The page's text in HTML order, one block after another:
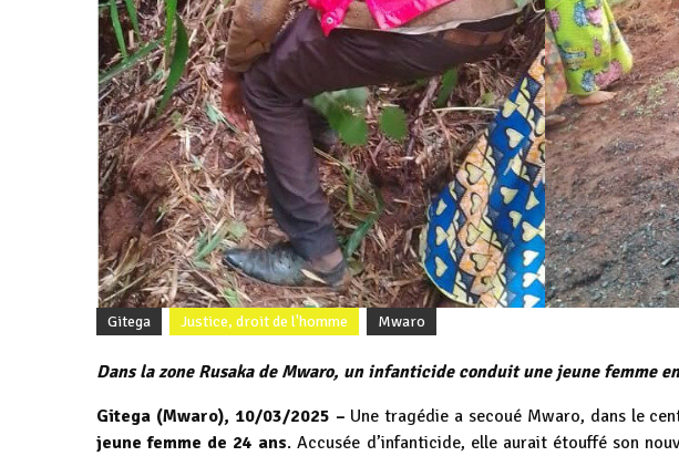
Gitega Justice, droit de l'homme Mwaro
Dans la zone Rusaka de Mwaro, un infanticide conduit une jeune femme
Gitega (Mwaro), 10/03/2025 – Une tragédie a secoué Mwaro, dans le
jeune femme de 24 ans. Accusée d’infanticide, elle aurait étouffé son